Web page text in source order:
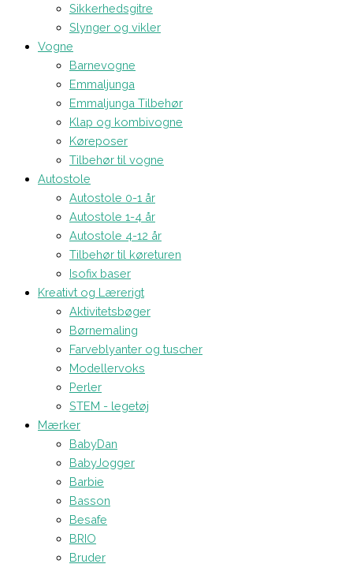
Sikkerhedsgitre
Slynger og vikler
Vogne
Barnevogne
Emmaljunga
Emmaljunga Tilbehør
Klap og kombivogne
Køreposer
Tilbehør til vogne
Autostole
Autostole 0-1 år
Autostole 1-4 år
Autostole 4-12 år
Tilbehør til køreturen
Isofix baser
Kreativt og Lærerigt
Aktivitetsbøger
Børnemaling
Farveblyanter og tuscher
Modellervoks
Perler
STEM - legetøj
Mærker
BabyDan
BabyJogger
Barbie
Basson
Besafe
BRIO
Bruder